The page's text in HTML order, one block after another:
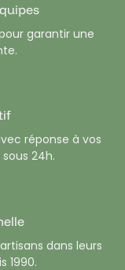
garantir une
réponse à vos
24h.
dans leurs
1990.